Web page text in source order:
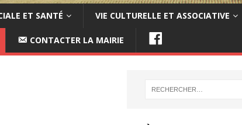
ET SANTÉ VIE CULTURELLE ET ASSOCIATIVE
CONTACTER LA MAIRIE
A
B